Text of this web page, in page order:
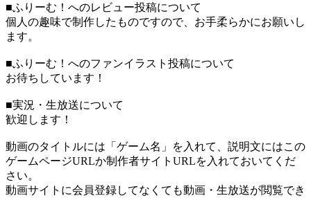
■ふりーむ！へのレビュー投稿について
個人の趣味で制作したものですので、お手柔らかにお願いし
ます。
■ふりーむ！へのファンイラスト投稿について
お待ちしています！
■実況・生放送について
歓迎します！
動画のタイトルには「ゲーム名」を入れて、説明文にはこの
ゲームページURLか制作者サイトURLを入れておいてくだ
さい。
動画サイトに会員登録してなくても動画・生放送が閲覧でき